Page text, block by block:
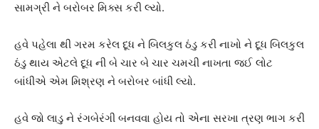
સામગ્રી ને બરોબર મિક્સ કરી લ્યો.
હવે પહેલા થી ગરમ કરેલ દૂધ ને બિલકુલ ઠંડુ કરી નાખો ને દૂધ બિલકુલ
ઠંડુ થાય એટલે દૂધ ની બે ચાર બે ચાર ચમચી નાખતા જઈ લોટ
બાંધીએ એમ મિશ્રણ ને બરોબર બાંધી લ્યો.
હવે જો લાડુ ને રંગબેરંગી બનવવા હોય તો એના સરખા ત્રણ ભાગ કરી